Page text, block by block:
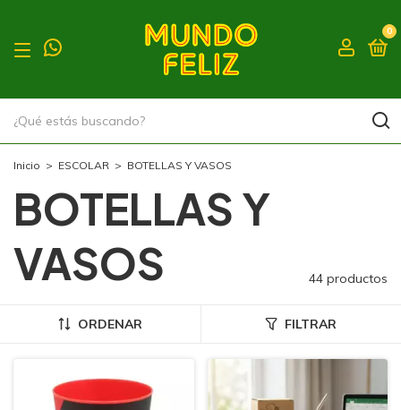
0
Inicio > ESCOLAR > BOTELLAS Y VASOS
BOTELLAS Y
VASOS
44 productos
ORDENAR FILTRAR